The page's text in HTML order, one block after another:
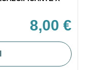
8,00 €